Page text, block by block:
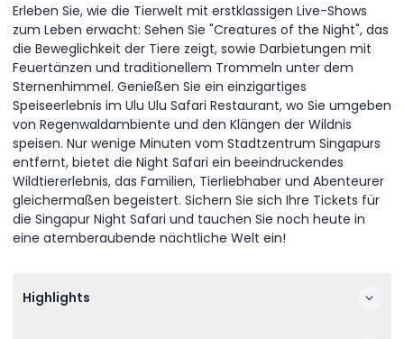
Erleben Sie, wie die Tierwelt mit erstklassigen Live-Shows
zum Leben erwacht: Sehen Sie "Creatures of the Night", das
die Beweglichkeit der Tiere zeigt, sowie Darbietungen mit
Feuertänzen und traditionellem Trommeln unter dem
Sternenhimmel. Genießen Sie ein einzigartiges
Speiseerlebnis im Ulu Ulu Safari Restaurant, wo Sie umgeben
von Regenwaldambiente und den Klängen der Wildnis
speisen. Nur wenige Minuten vom Stadtzentrum Singapurs
entfernt, bietet die Night Safari ein beeindruckendes
Wildtiererlebnis, das Familien, Tierliebhaber und Abenteurer
gleichermaßen begeistert. Sichern Sie sich Ihre Tickets für
die Singapur Night Safari und tauchen Sie noch heute in
eine atemberaubende nächtliche Welt ein!
Highlights